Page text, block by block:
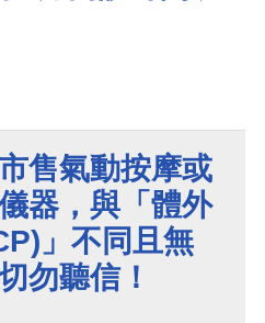
售氣動按摩或
器，與「體外
」不同且無
勿聽信！